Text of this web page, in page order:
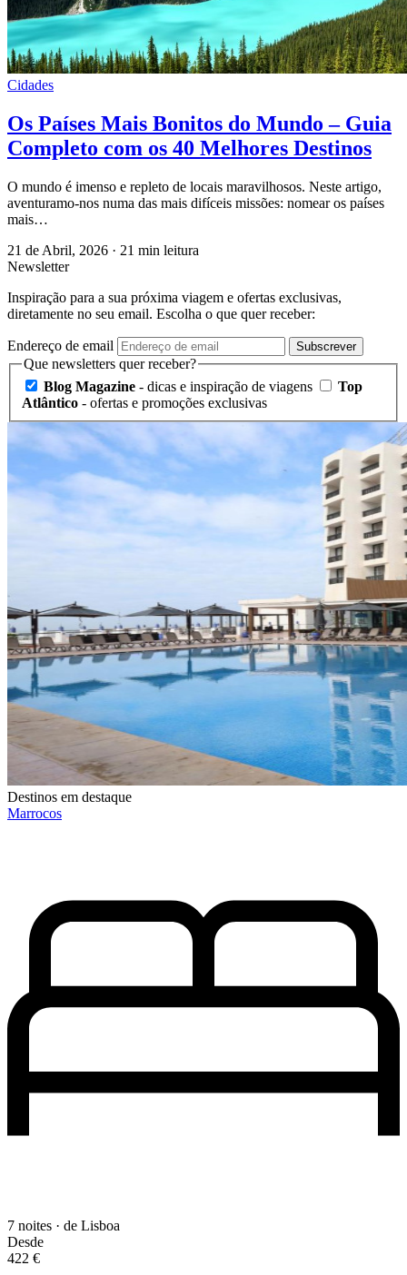
Cidades
Os Países Mais Bonitos do Mundo – Guia
Completo com os 40 Melhores Destinos
O mundo é imenso e repleto de locais maravilhosos. Neste artigo,
aventuramo-nos numa das mais difíceis missões: nomear os países
mais…
21 de Abril, 2026 · 21 min leitura
Newsletter
Inspiração para a sua próxima viagem e ofertas exclusivas,
diretamente no seu email. Escolha o que quer receber:
Endereço de email Subscrever
Que newsletters quer receber?
Blog Magazine - dicas e inspiração de viagens
Top
Atlântico - ofertas e promoções exclusivas
Destinos em destaque
Marrocos
7 noites · de Lisboa
Desde
422 €